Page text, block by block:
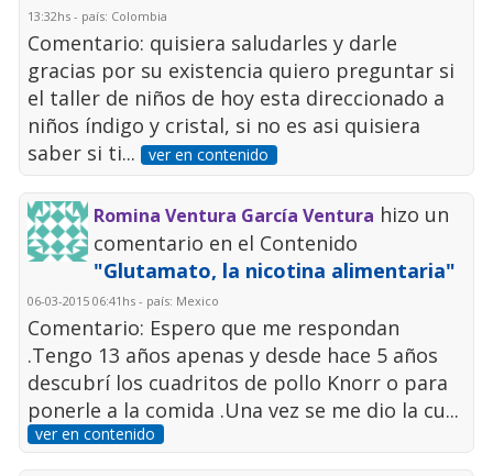
13:32hs - país: Colombia
Comentario: quisiera saludarles y darle
gracias por su existencia quiero preguntar si
el taller de niños de hoy esta direccionado a
niños índigo y cristal, si no es asi quisiera
saber si ti...
ver en contenido
Romina Ventura García Ventura hizo un
comentario en el Contenido
"Glutamato, la nicotina alimentaria"
06-03-2015 06:41hs - país: Mexico
Comentario: Espero que me respondan
.Tengo 13 años apenas y desde hace 5 años
descubrí los cuadritos de pollo Knorr o para
ponerle a la comida .Una vez se me dio la cu...
ver en contenido